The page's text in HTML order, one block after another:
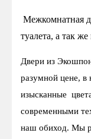
Межкомнатная
туалета, а так
Двери из
разумной цене, в
изысканные
современными
наш обиход. Мы